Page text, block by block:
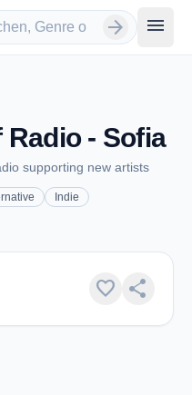
arrow_forward menu
Radio - Sofia
supporting new artists
Indie
favorite share